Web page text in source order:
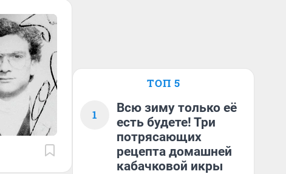
ТОП 5
1
Всю зиму только её
есть будете! Три
потрясающих
рецепта домашней
кабачковой икры